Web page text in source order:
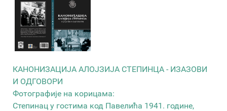
КАНОНИЗАЦИЈА АЛОЈЗИЈА СТЕПИНЦА - ИЗАЗОВИ
И ОДГОВОРИ
Фотографије на корицама:
Степинац у гостима код Павелића 1941. године,